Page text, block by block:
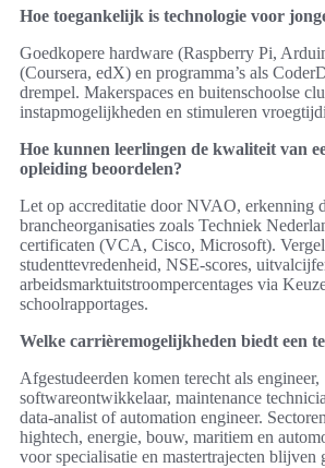
Hoe toegankelijk is technologie voor
Goedkopere hardware (Raspberry Pi,
(Coursera, edX) en programma’s als
drempel. Makerspaces en buitenschoolse
instapmogelijkheden en stimuleren
Hoe kunnen leerlingen de kwaliteit van
opleiding beoordelen?
Let op accreditatie door NVAO, erkenning
brancheorganisaties zoals Techniek
certificaten (VCA, Cisco, Microsoft).
studenttevredenheid, NSE-scores,
arbeidsmarktuitstroompercentages via
schoolrapportages.
Welke carrièremogelijkheden biedt een
Afgestudeerden komen terecht als engineer,
softwareontwikkelaar, maintenance
data-analist of automation engineer.
hightech, energie, bouw, maritiem en
voor specialisatie en mastertrajecten blijven